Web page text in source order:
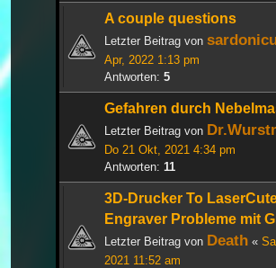
A couple questions
Letzter Beitrag von
Apr, 2022 1:13 pm
Antworten: 5
Gefahren durch
Letzter Beitrag von
Do 21 Okt, 2021 4:34 pm
Antworten: 11
3D-Drucker To
Engraver Probleme mit
Letzter Beitrag von Death «
2021 11:52 am